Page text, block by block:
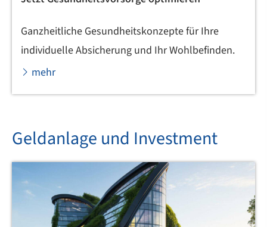
Ganzheitliche Gesundheitskonzepte für Ihre
individuelle Absicherung und Ihr Wohlbefinden.
mehr
Geldanlage und Investment